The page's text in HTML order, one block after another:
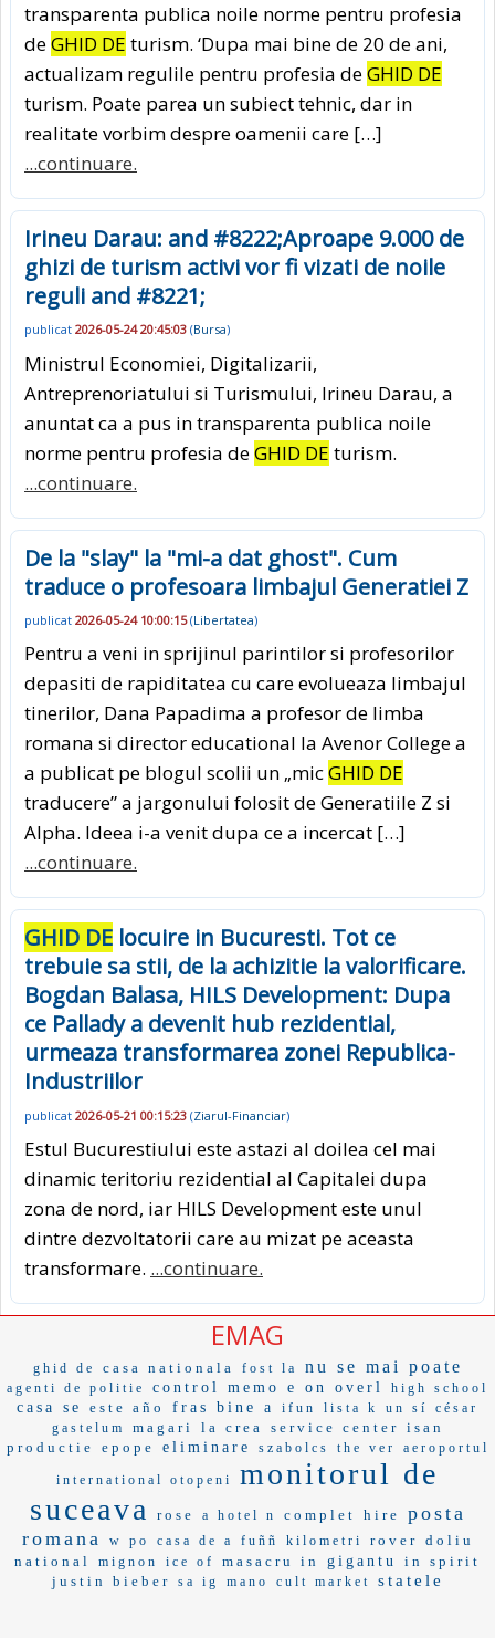
transparenta publica noile norme pentru profesia
deGHID DE turism. ‘Dupa mai bine de 20 de ani,
actualizam regulile pentru profesia deGHID DE
turism. Poate parea un subiect tehnic, dar in
realitate vorbim despre oamenii care […]
...continuare.
Irineu Darau: and #8222;Aproape 9.000 de
ghizi de turism activi vor fi vizati de noile
reguli and #8221;
publicat 2026-05-24 20:45:03 (Bursa)
Ministrul Economiei, Digitalizarii,
Antreprenoriatului si Turismului, Irineu Darau, a
anuntat ca a pus in transparenta publica noile
norme pentru profesia deGHID DE turism.
...continuare.
De la "slay" la "mi-a dat ghost". Cum
traduce o profesoara limbajul Generatiei Z
publicat 2026-05-24 10:00:15(Libertatea)
Pentru a veni in sprijinul parintilor si profesorilor
depasiti de rapiditatea cu care evolueaza limbajul
tinerilor, Dana Papadima a profesor de limba
romana si director educational la Avenor College a
a publicat pe blogul scolii un „micGHID DE
traducere” a jargonului folosit de Generatiile Z si
Alpha. Ideea i-a venit dupa ce a incercat […]
...continuare.
GHID DE locuire in Bucuresti. Tot ce
trebuie sa stii, de la achizitie la valorificare.
Bogdan Balasa, HILS Development: Dupa
ce Pallady a devenit hub rezidential,
urmeaza transformarea zonei Republica-
Industriilor
publicat 2026-05-21 00:15:23 (Ziarul-Financiar)
Estul Bucurestiului este astazi al doilea cel mai
dinamic teritoriu rezidential al Capitalei dupa
zona de nord, iar HILS Development este unul
dintre dezvoltatorii care au mizat pe aceasta
transformare. ...continuare.
EMAG
ghid de casa nationala fost la nu se mai poate
agenti de politie control memo e on overl high school
casa se este año fras bine a ifun lista k un sí
césar
gastelum
magari la crea service center isan
productie
epope eliminare szabolcs the ver aeroportul
international otopeni
monitorul de
suceava
rose a hotel n complet hire
posta
romana
w po casa de a fuññ kilometri rover doliu
national
mignon ice of masacru in gigantu
in spirit
justin bieber
sa ig mano cult market statele